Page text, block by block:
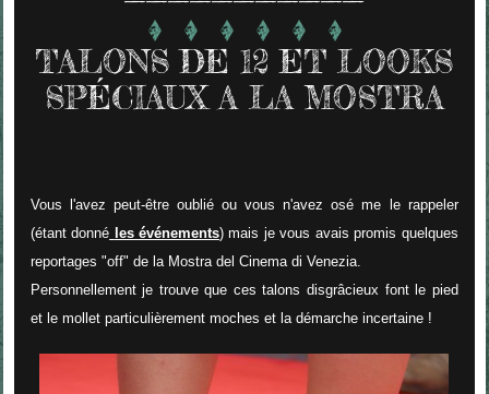
TALONS DE 12 ET LOOKS
SPÉCIAUX A LA MOSTRA
Vous l'avez peut-être oublié ou vous n'avez osé me le rappeler
(étant donné les événements) mais je vous avais promis quelques
reportages "off" de la Mostra del Cinema di Venezia.
Personnellement je trouve que ces talons disgrâcieux font le pied
et le mollet particulièrement moches et la démarche incertaine !